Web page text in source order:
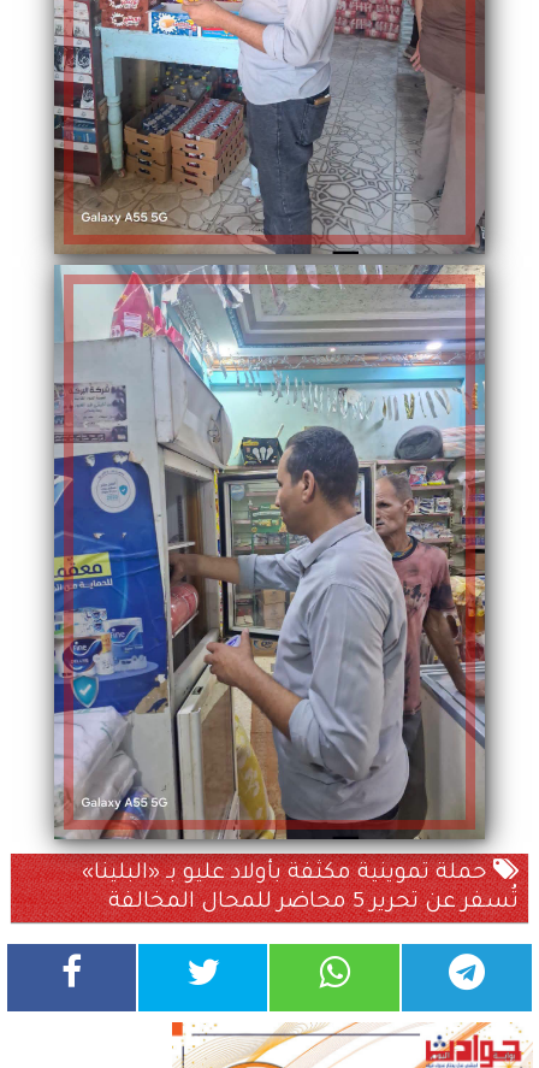
حملة تموينية مكثفة بأولاد عليو بـ «البلينا»
تُسفر عن تحرير 5 محاضر للمحال المخالفة